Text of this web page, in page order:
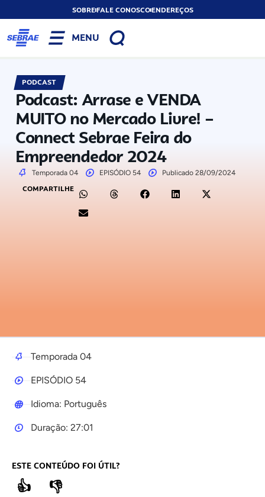
SOBREFALE CONOSCOENDEREÇOS
MENU
PODCAST
Podcast: Arrase e VENDA
MUITO no Mercado Livre! –
Connect Sebrae Feira do
Empreendedor 2024
Temporada 04 EPISÓDIO 54 Publicado 28/09/2024
COMPARTILHE
Temporada 04
EPISÓDIO 54
Idioma: Português
Duração: 27:01
ESTE CONTEÚDO FOI ÚTIL?
👍 👎